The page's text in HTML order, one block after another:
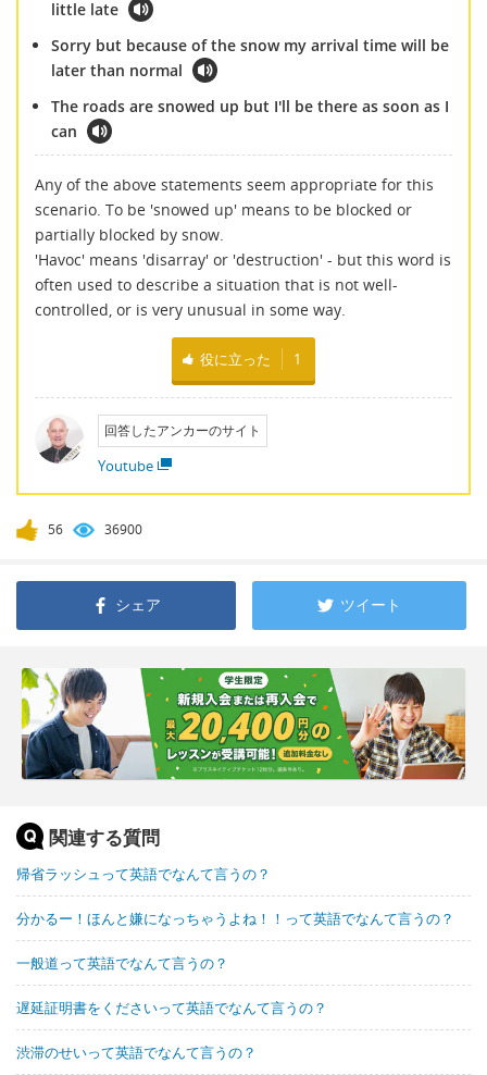
little late
Sorry but because of the snow my arrival time will be
later than normal
The roads are snowed up but I'll be there as soon as I
can
Any of the above statements seem appropriate for this
scenario. To be 'snowed up' means to be blocked or
partially blocked by snow.
'Havoc' means 'disarray' or 'destruction' - but this word is
often used to describe a situation that is not well-
controlled, or is very unusual in some way.
役に立った 1
回答したアンカーのサイト
Youtube
56 36900
シェア ツイート
関連する質問
帰省ラッシュって英語でなんて言うの？
分かるー！ほんと嫌になっちゃうよね！！って英語でなんて言うの？
一般道って英語でなんて言うの？
遅延証明書をくださいって英語でなんて言うの？
渋滞のせいって英語でなんて言うの？